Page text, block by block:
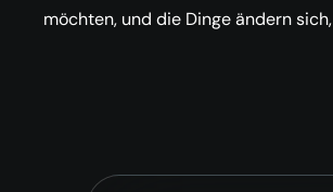
möchten, und die Dinge ändern